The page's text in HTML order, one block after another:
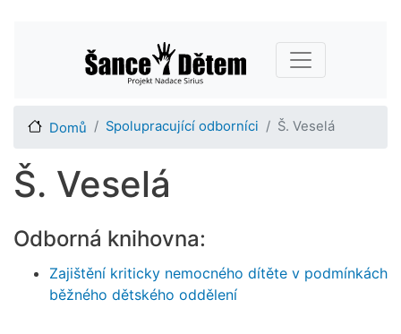
hlavnímu
obsahu
Main navigation
Domů Spolupracující odborníci Š. Veselá
Š. Veselá
Odborná knihovna:
Zajištění kriticky nemocného dítěte v podmínkách
běžného dětského oddělení